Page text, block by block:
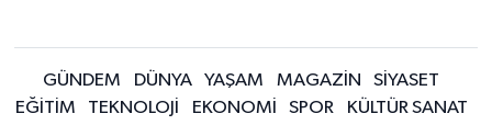
GÜNDEM DÜNYA YAŞAM MAGAZİN
SİYASET
EĞİTİM
TEKNOLOJİ EKONOMİ SPOR
KÜLTÜR SANAT